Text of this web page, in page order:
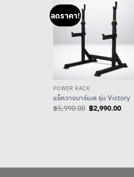
ลดราคา!
POWER RACK
แร็ควางบาร์เบล รุ่น Victory
฿5,990.00 Original
price
฿2,990.00